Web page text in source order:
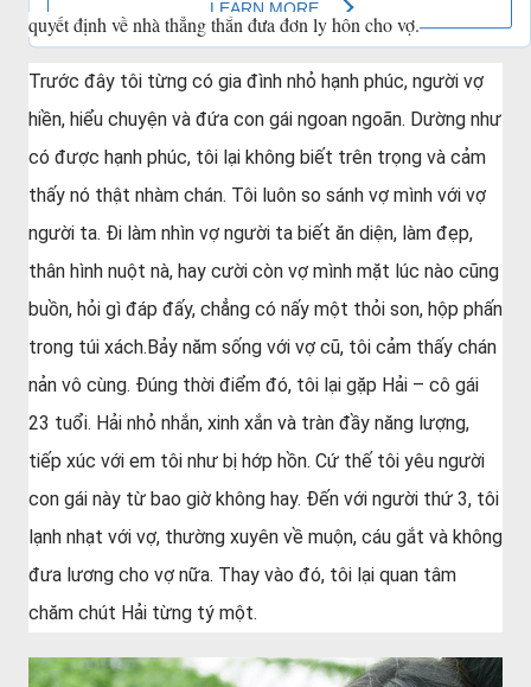
quyết định về nhà thẳng thắn đưa đơn ly hôn cho vợ.
Trước đây tôi từng có gia đình nhỏ hạnh phúc, người vợ
hiền, hiểu chuyện và đứa con gái ngoan ngoãn. Dường như
có được hạnh phúc, tôi lại không biết trên trọng và cảm
thấy nó thật nhàm chán. Tôi luôn so sánh vợ mình với vợ
người ta. Đi làm nhìn vợ người ta biết ăn diện, làm đẹp,
thân hình nuột nà, hay cười còn vợ mình mặt lúc nào cũng
buồn, hỏi gì đáp đấy, chẳng có nấy một thỏi son, hộp phấn
trong túi xách.Bảy năm sống với vợ cũ, tôi cảm thấy chán
nản vô cùng. Đúng thời điểm đó, tôi lại gặp Hải – cô gái
23 tuổi. Hải nhỏ nhắn, xinh xắn và tràn đầy năng lượng,
tiếp xúc với em tôi như bị hớp hồn. Cứ thế tôi yêu người
con gái này từ bao giờ không hay. Đến với người thứ 3, tôi
lạnh nhạt với vợ, thường xuyên về muộn, cáu gắt và không
đưa lương cho vợ nữa. Thay vào đó, tôi lại quan tâm
chăm chút Hải từng tý một.